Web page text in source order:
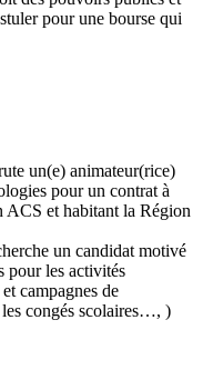
pour une bourse qui
un(e) animateur(rice)
pour un contrat à
ACS et habitant la Région
un candidat motivé
pour les activités
campagnes de
congés scolaires…, )